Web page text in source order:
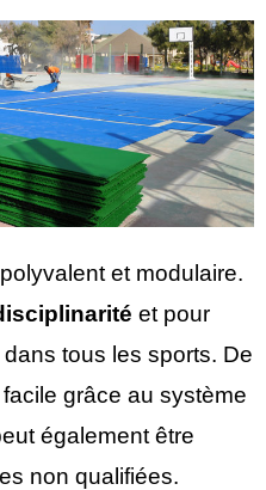
et modulaire.
et pour
tous les sports. De
grâce au système
également être
non qualifiées.